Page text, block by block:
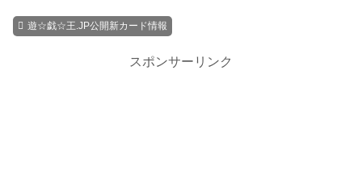
遊☆戯☆王.JP公開新カード情報
スポンサーリンク